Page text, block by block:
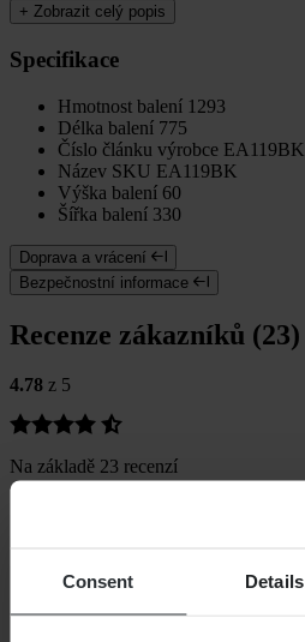
Consent Details
+ Zobrazit celý popis
Specifikace
Hmotnost balení 1293
Délka balení 775
Číslo článku výrobce EA119BK
Název SKU EA119BK
Výška balení 60
Šířka balení 330
Doprava a vrácení
Bezpečnostní informace
Recenze zákazníků (23)
4.78 z 5
Na základě 23 recenzí
3
3
1